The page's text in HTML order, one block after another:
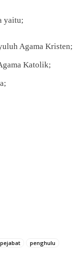
yaitu;
Agama Kristen;
Katolik;
penghulu